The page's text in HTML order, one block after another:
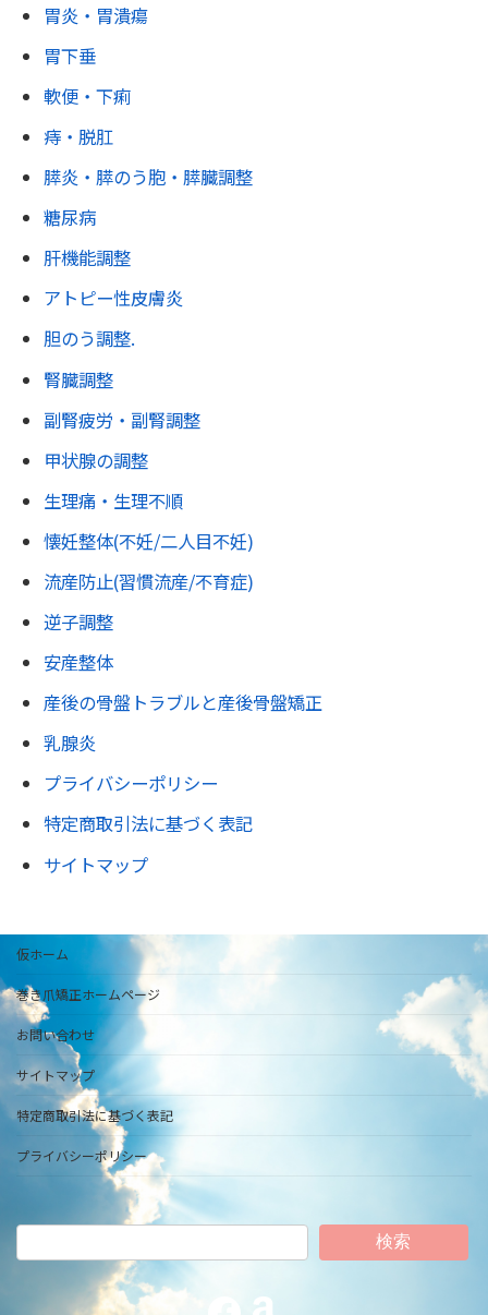
胃炎・胃潰瘍
胃下垂
軟便・下痢
痔・脱肛
膵炎・膵のう胞・膵臓調整
糖尿病
肝機能調整
アトピー性皮膚炎
胆のう調整.
腎臓調整
副腎疲労・副腎調整
甲状腺の調整
生理痛・生理不順
懐妊整体(不妊/二人目不妊)
流産防止(習慣流産/不育症)
逆子調整
安産整体
産後の骨盤トラブルと産後骨盤矯正
乳腺炎
プライバシーポリシー
特定商取引法に基づく表記
サイトマップ
仮ホーム
巻き爪矯正ホームページ
お問い合わせ
サイトマップ
特定商取引法に基づく表記
プライバシーポリシー
検索